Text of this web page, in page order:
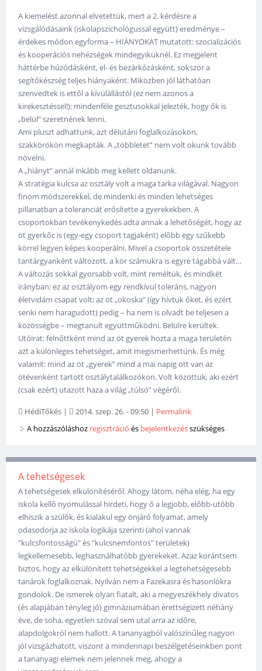
A kiemelést azonnal elvetettük, mert a 2. kérdésre a
vizsgálódásaink (iskolapszichológussal együtt) eredménye –
érdekes módon egyforma – HIÁNYOKAT mutatott: szocializációs
és kooperációs nehézségek mindegyiküknél. Ez megjelent
háttérbe húzódásként, el- és bezárkózásként, sokszor a
segítőkészség teljes hiányaként. Miközben jól láthatóan
szenvedtek is ettől a kívülállástól (ez nem azonos a
kirekesztéssel!): mindenféle gesztusokkal jelezték, hogy ők is
„belül” szeretnének lenni.
Ami pluszt adhattunk, azt délutáni foglalkozásokon,
szakkörökön megkapták. A „többletet” nem volt okunk tovább
növelni.
A „hiányt” annál inkább meg kellett oldanunk.
A stratégia kulcsa az osztály volt a maga tarka világával. Nagyon
finom módszerekkel, de mindenki és minden lehetséges
pillanatban a toleranciát erősítette a gyerekekben. A
csoportokban tevékenykedés adta annak a lehetőségét, hogy az
öt gyerkőc is (egy-egy csoport tagjaként) előbb egy szűkebb
körrel legyen képes kooperálni. Mivel a csoportok összetétele
tantárgyanként változott, a kör számukra is egyre tágabbá vált…
A változás sokkal gyorsabb volt, mint reméltük, és mindkét
irányban: ez az osztályom egy rendkívül toleráns, nagyon
életvidám csapat volt; az öt „okoska” (így hívtuk őket, és ezért
senki nem haragudott) pedig – ha nem is olvadt be teljesen a
közösségbe – megtanult együttműködni. Belülre kerültek.
Utóirat: felnőttként mind az öt gyerek hozta a maga területén
azt a különleges tehetséget, amit megismerhettünk. És még
valamit: mind az öt „gyerek” mind a mai napig ott van az
ötévenként tartott osztálytalálkozókon. Volt közöttük, aki ezért
(csak ezért) utazott haza a világ „túlsó” végéről.
HédiTőkés | 2014. szep. 26. - 09:50 | Permalink
A hozzászóláshoz regisztráció és bejelentkezésszükséges
A tehetségesek
A tehetségesek elkülönítéséről. Ahogy látom, néha elég, ha egy
iskola kellő nyomulással hirdeti, hogy ő a legjobb, előbb-utóbb
elhiszik a szülők, és kialakul egy önjáró folyamat, amely
odasodorja az iskola logikája szerinti (ahol vannak
"kulcsfontosságú" és "kulcsnemfontos" területek)
legkellemesebb, leghasználhatóbb gyerekeket. Azaz korántsem
biztos, hogy az elkülönített tehetségekkel a legtehetségesebb
tanárok foglalkoznak. Nyilván nem a Fazekasra és hasonlókra
gondolok. De ismerek olyan fiatalt, aki a megyeszékhely divatos
(és alapjában tényleg jó) gimnáziumában érettségizett néhány
éve, de soha, egyetlen szóval sem utal arra az időre,
alapdolgokról nem hallott. A tananyagból valószínűleg nagyon
jól vizsgázhatott, viszont a mindennapi beszélgetéseinkben pont
a tananyagi elemek nem jelennek meg, ahogy a